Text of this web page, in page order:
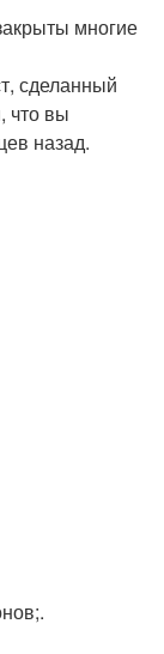
многие
сделанный
что вы
назад.